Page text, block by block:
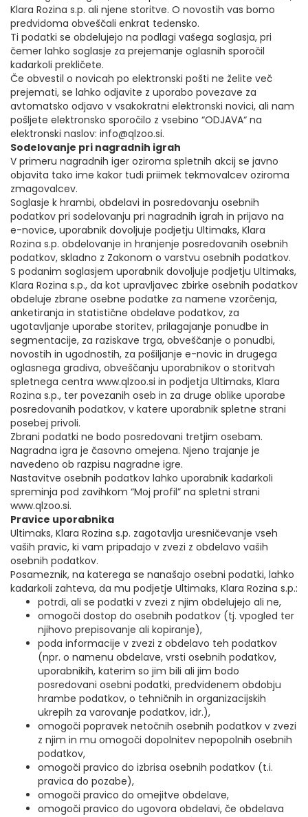
Klara Rozina s.p. ali njene storitve. O novostih vas bomo
predvidoma obveščali enkrat tedensko.
Ti podatki se obdelujejo na podlagi vašega soglasja, pri
čemer lahko soglasje za prejemanje oglasnih sporočil
kadarkoli prekličete.
Če obvestil o novicah po elektronski pošti ne želite več
prejemati, se lahko odjavite z uporabo povezave za
avtomatsko odjavo v vsakokratni elektronski novici, ali nam
pošljete elektronsko sporočilo z vsebino “ODJAVA“ na
elektronski naslov: info@qlzoo.si.
Sodelovanje pri nagradnih igrah
V primeru nagradnih iger oziroma spletnih akcij se javno
objavita tako ime kakor tudi priimek tekmovalcev oziroma
zmagovalcev.
Soglasje k hrambi, obdelavi in posredovanju osebnih
podatkov pri sodelovanju pri nagradnih igrah in prijavo na
e-novice, uporabnik dovoljuje podjetju Ultimaks, Klara
Rozina s.p. obdelovanje in hranjenje posredovanih osebnih
podatkov, skladno z Zakonom o varstvu osebnih podatkov.
S podanim soglasjem uporabnik dovoljuje podjetju Ultimaks,
Klara Rozina s.p., da kot upravljavec zbirke osebnih podatkov
obdeluje zbrane osebne podatke za namene vzorčenja,
anketiranja in statistične obdelave podatkov, za
ugotavljanje uporabe storitev, prilagajanje ponudbe in
segmentacije, za raziskave trga, obveščanje o ponudbi,
novostih in ugodnostih, za pošiljanje e-novic in drugega
oglasnega gradiva, obveščanju uporabnikov o storitvah
spletnega centra www.qlzoo.si in podjetja Ultimaks, Klara
Rozina s.p., ter povezanih oseb in za druge oblike uporabe
posredovanih podatkov, v katere uporabnik spletne strani
posebej privoli.
Zbrani podatki ne bodo posredovani tretjim osebam.
Nagradna igra je časovno omejena. Njeno trajanje je
navedeno ob razpisu nagradne igre.
Nastavitve osebnih podatkov lahko uporabnik kadarkoli
spreminja pod zavihkom “Moj profil” na spletni strani
www.qlzoo.si.
Pravice uporabnika
Ultimaks, Klara Rozina s.p. zagotavlja uresničevanje vseh
vaših pravic, ki vam pripadajo v zvezi z obdelavo vaših
osebnih podatkov.
Posameznik, na katerega se nanašajo osebni podatki, lahko
kadarkoli zahteva, da mu podjetje Ultimaks, Klara Rozina s.p.:
potrdi, ali se podatki v zvezi z njim obdelujejo ali ne,
omogoči dostop do osebnih podatkov (tj. vpogled ter
njihovo prepisovanje ali kopiranje),
poda informacije v zvezi z obdelavo teh podatkov
(npr. o namenu obdelave, vrsti osebnih podatkov,
uporabnikih, katerim so jim bili ali jim bodo
posredovani osebni podatki, predvidenem obdobju
hrambe podatkov, o tehničnih in organizacijskih
ukrepih za varovanje podatkov, idr.),
omogoči popravek netočnih osebnih podatkov v zvezi
z njim in mu omogoči dopolnitev nepopolnih osebnih
podatkov,
omogoči pravico do izbrisa osebnih podatkov (t.i.
pravica do pozabe),
omogoči pravico do omejitve obdelave,
omogoči pravico do ugovora obdelavi, če obdelava